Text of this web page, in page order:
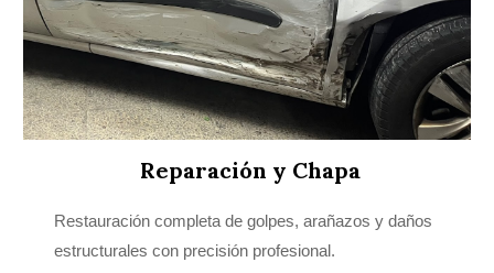
Reparación y Chapa
Restauración completa de golpes, arañazos y daños
estructurales con precisión profesional.